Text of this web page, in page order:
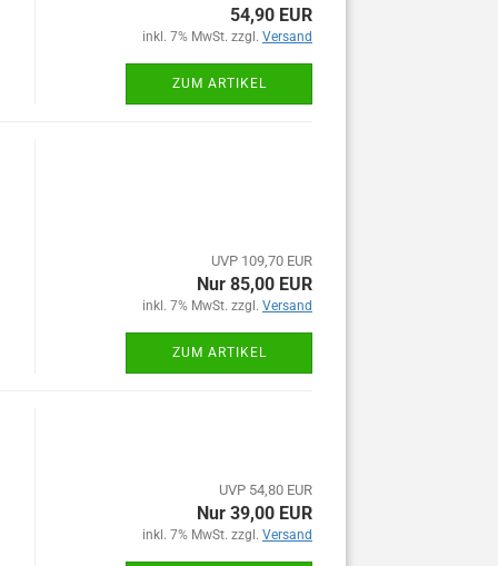
54,90 EUR
inkl. 7% MwSt. zzgl. Versand
ZUM ARTIKEL
UVP 109,70 EUR
Nur 85,00 EUR
inkl. 7% MwSt. zzgl. Versand
ZUM ARTIKEL
UVP 54,80 EUR
Nur 39,00 EUR
inkl. 7% MwSt. zzgl. Versand